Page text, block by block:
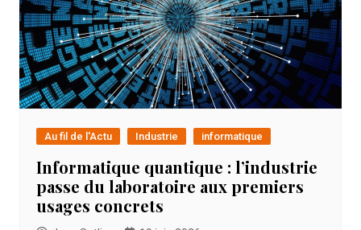
Au fil de l'Actu Industrie informatique
Informatique quantique : l’industrie
passe du laboratoire aux premiers
usages concrets